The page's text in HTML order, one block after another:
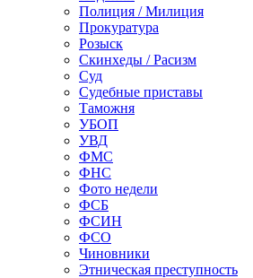
Полиция / Милиция
Прокуратура
Розыск
Скинхеды / Расизм
Суд
Судебные приставы
Таможня
УБОП
УВД
ФМС
ФНС
Фото недели
ФСБ
ФСИН
ФСО
Чиновники
Этническая преступность